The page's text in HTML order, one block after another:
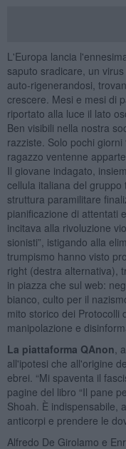
L'Europa lancia
saputo sradicare, un
auto-rigenerandosi,
crescere. Mesi e mesi di
riportato alla luce il lato
Ben visibili nella nostra
razziste. Solo pochi
ragazzo ventenne
Il giovane indagato,
cellula italiana del gruppo
struttura paramilitare
pianificazione di attentati
incitava alla rivoluzione
sionisti”, istigando alla
trumpismo hanno visto
right (destra alternativa),
in piazza che sul web:
bianco, culto per il
mito storico dei Protocolli
manipolazione e
La piattaforma QAnon ,
all'ipotesi che all'origine
ebrei. “Mi spaventa il
pagine del libro “Il pane
Shoah. È indispensabile,
anticorpi e prendere le
Alfredo De Girolamo e